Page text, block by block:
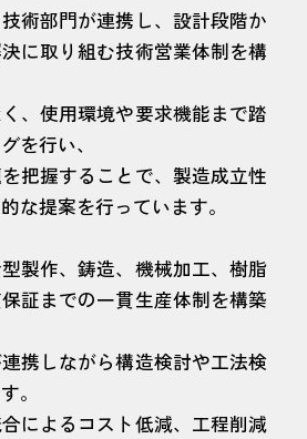
術部門が連携し、設計段階か
に取り組む技術営業体制を構
、使用環境や要求機能まで踏
を行い、
把握することで、製造成立性
な提案を行っています。
製作、鋳造、機械加工、樹脂
証までの一貫生産体制を構築
携しながら構造検討や工法検
。
によるコスト低減、工程削減